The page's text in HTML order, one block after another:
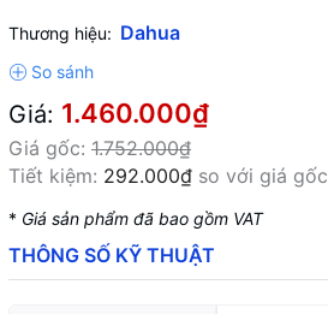
Thương hiệu: Dahua
Giá: 1.460.000₫
Giá gốc: 1.752.000₫
Tiết kiệm: 292.000₫ so với giá gốc
* Giá sản phẩm đã bao gồm VAT
THÔNG SỐ KỸ THUẬT